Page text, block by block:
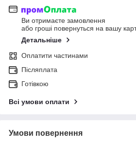
Ви отримаєте замовлення
або гроші повернуться на вашу
Детальніше
Оплатити частинами
Післяплата
Готівкою
Всі умови оплати
Умови повернення